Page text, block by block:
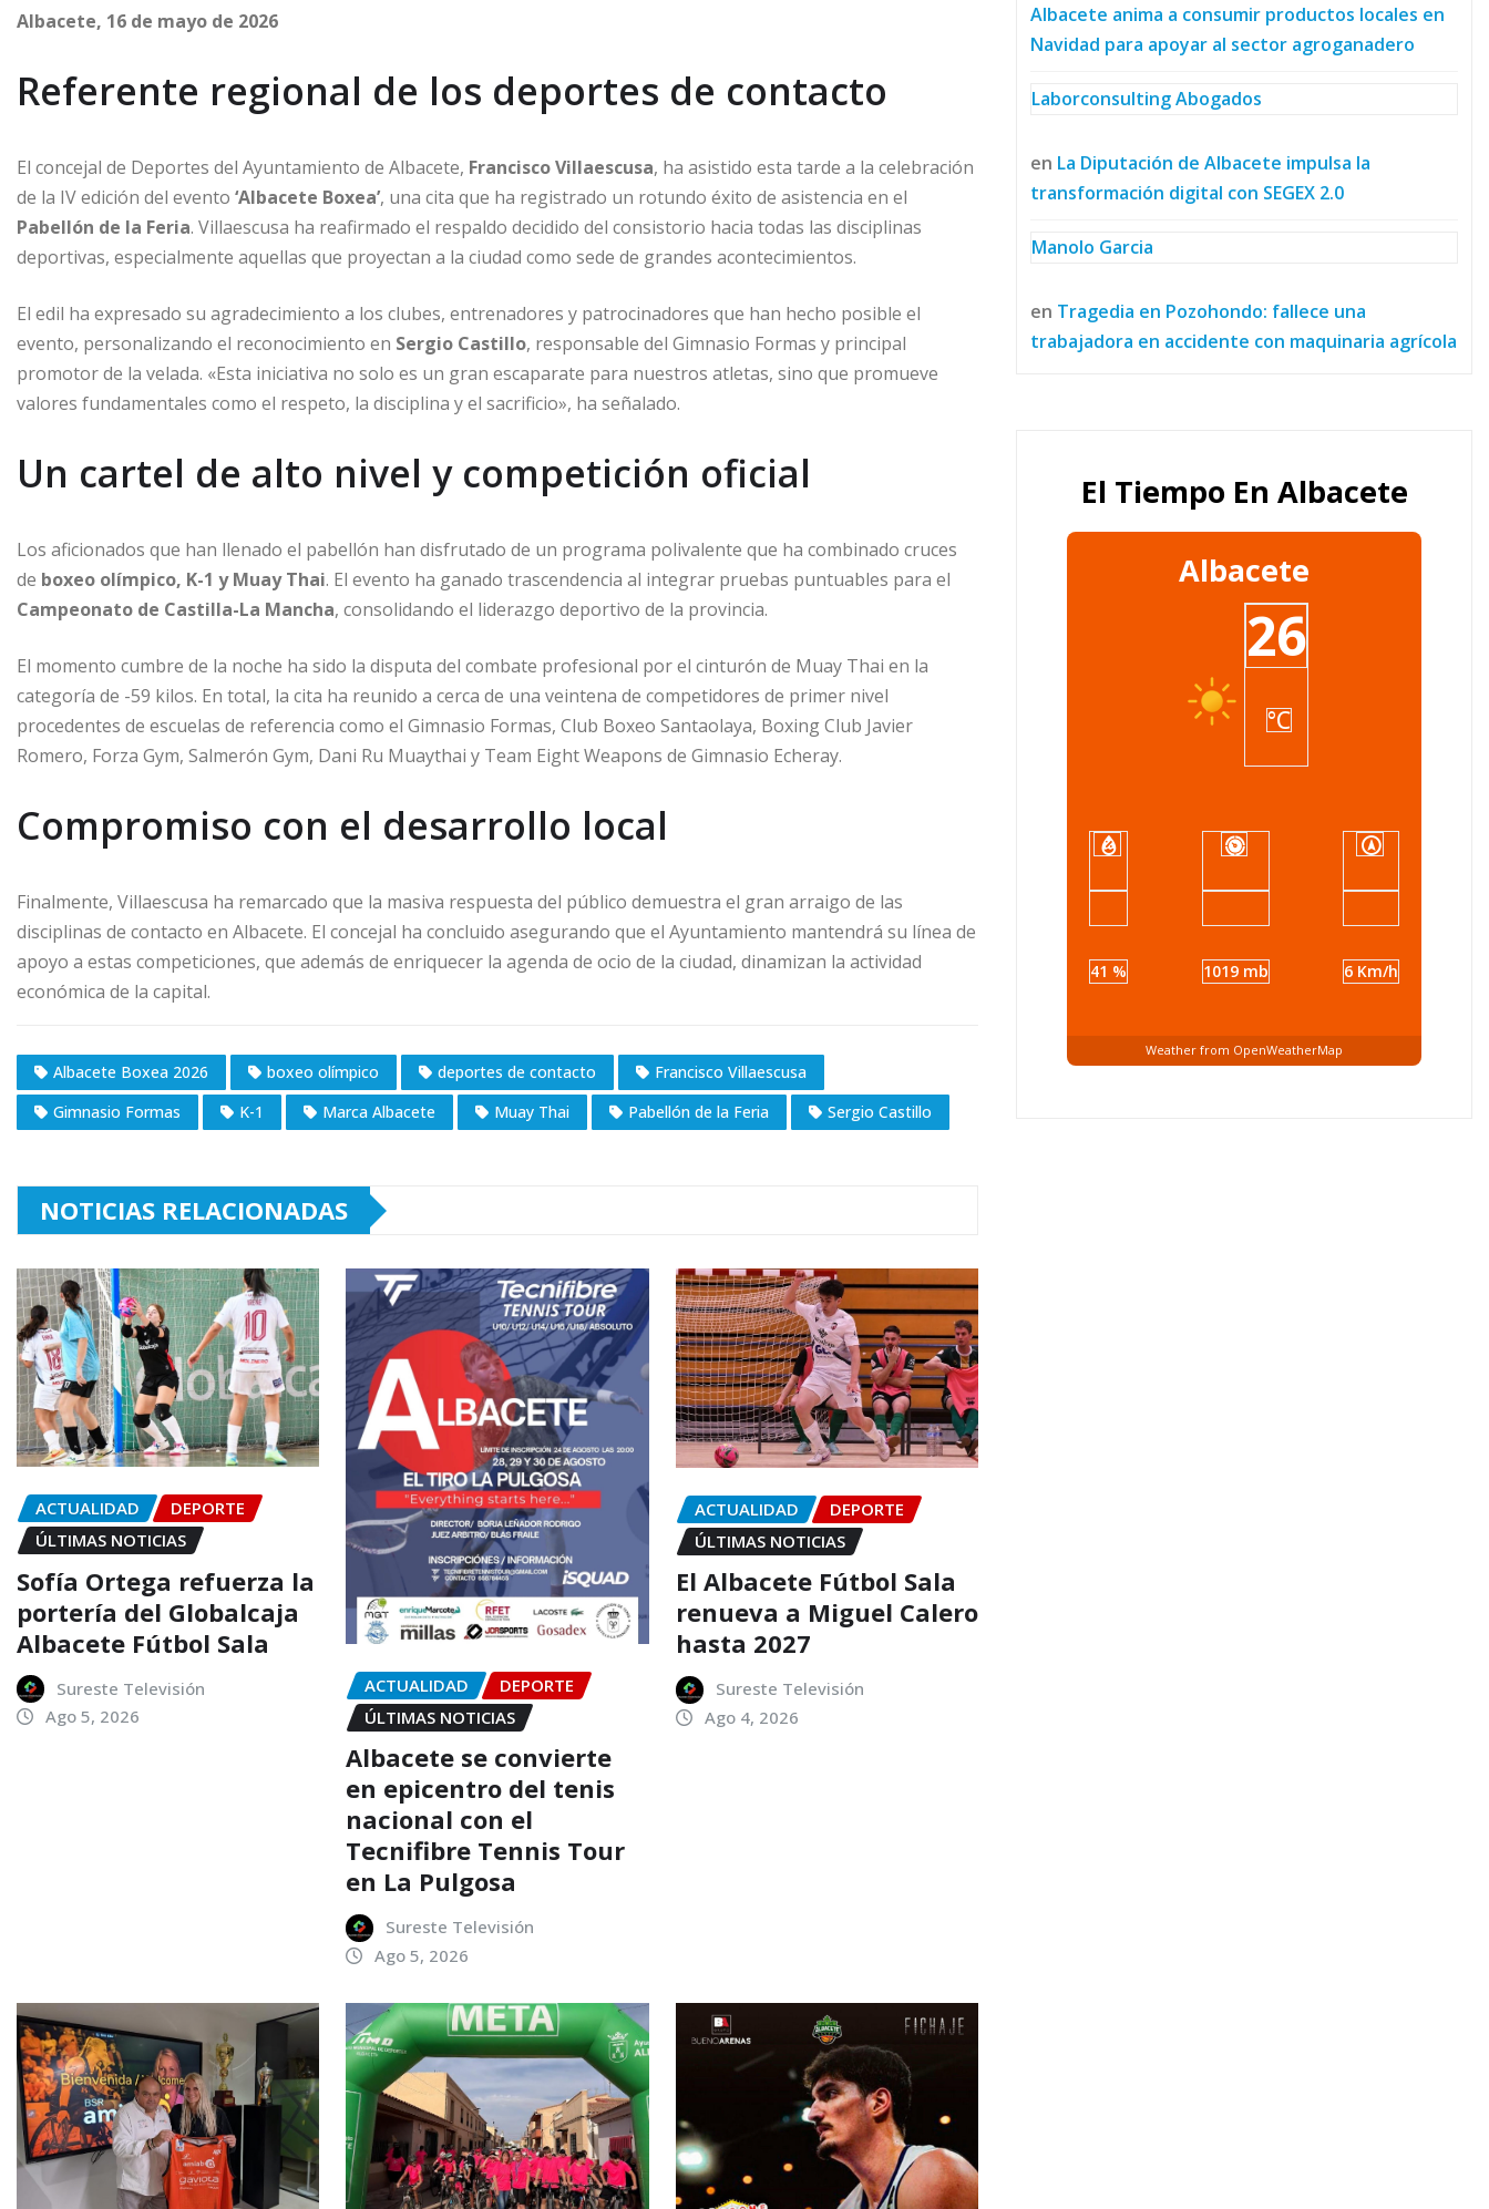
Albacete, 16 de mayo de 2026
Referente regional de los deportes de contacto
El concejal de Deportes del Ayuntamiento de Albacete, Francisco Villaescusa, ha asistido esta tarde a la celebración
de la IV edición del evento ‘Albacete Boxea’, una cita que ha registrado un rotundo éxito de asistencia en el
Pabellón de la Feria. Villaescusa ha reafirmado el respaldo decidido del consistorio hacia todas las disciplinas
deportivas, especialmente aquellas que proyectan a la ciudad como sede de grandes acontecimientos.
El edil ha expresado su agradecimiento a los clubes, entrenadores y patrocinadores que han hecho posible el
evento, personalizando el reconocimiento en Sergio Castillo, responsable del Gimnasio Formas y principal
promotor de la velada. «Esta iniciativa no solo es un gran escaparate para nuestros atletas, sino que promueve
valores fundamentales como el respeto, la disciplina y el sacrificio», ha señalado.
Un cartel de alto nivel y competición oficial
Los aficionados que han llenado el pabellón han disfrutado de un programa polivalente que ha combinado cruces
de boxeo olímpico, K-1 y Muay Thai. El evento ha ganado trascendencia al integrar pruebas puntuables para el
Campeonato de Castilla-La Mancha, consolidando el liderazgo deportivo de la provincia.
El momento cumbre de la noche ha sido la disputa del combate profesional por el cinturón de Muay Thai en la
categoría de -59 kilos. En total, la cita ha reunido a cerca de una veintena de competidores de primer nivel
procedentes de escuelas de referencia como el Gimnasio Formas, Club Boxeo Santaolaya, Boxing Club Javier
Romero, Forza Gym, Salmerón Gym, Dani Ru Muaythai y Team Eight Weapons de Gimnasio Echeray.
Compromiso con el desarrollo local
Finalmente, Villaescusa ha remarcado que la masiva respuesta del público demuestra el gran arraigo de las
disciplinas de contacto en Albacete. El concejal ha concluido asegurando que el Ayuntamiento mantendrá su línea de
apoyo a estas competiciones, que además de enriquecer la agenda de ocio de la ciudad, dinamizan la actividad
económica de la capital.
Albacete Boxea 2026 boxeo olímpico deportes de contacto
Francisco Villaescusa
Gimnasio Formas
K-1 Marca Albacete Muay Thai Pabellón de la Feria Sergio Castillo
NOTICIAS RELACIONADAS
ACTUALIDAD
DEPORTE
ÚLTIMAS NOTICIAS
Sofía Ortega refuerza la
portería del Globalcaja
Albacete Fútbol Sala
Sureste Televisión
Ago 5, 2026
ACTUALIDAD
DEPORTE
ÚLTIMAS NOTICIAS
Albacete se convierte
en epicentro del tenis
nacional con el
Tecnifibre Tennis Tour
en La Pulgosa
Sureste Televisión
Ago 5, 2026
ACTUALIDAD
DEPORTE
ÚLTIMAS NOTICIAS
El Albacete Fútbol Sala
renueva a Miguel Calero
hasta 2027
Sureste Televisión
Ago 4, 2026
Albacete anima a consumir productos locales en
Navidad para apoyar al sector agroganadero
Laborconsulting Abogados
en La Diputación de Albacete impulsa la
transformación digital con SEGEX 2.0
Manolo Garcia
en Tragedia en Pozohondo: fallece una
trabajadora en accidente con maquinaria agrícola
El Tiempo En Albacete
Albacete
26
°C
41 % 1019 mb 6 Km/h
Weather from OpenWeatherMap